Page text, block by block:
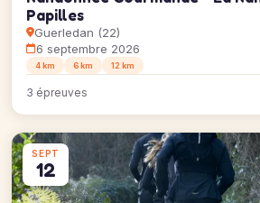
Papilles
Guerledan (22)
6 septembre 2026
4 km 6 km 12 km
3 épreuves
SEPT
12